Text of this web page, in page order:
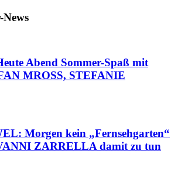
News
Abend Sommer-Spaß mit
MROSS, STEFANIE
Morgen kein „Fernsehgarten“
ZARRELLA damit zu tun